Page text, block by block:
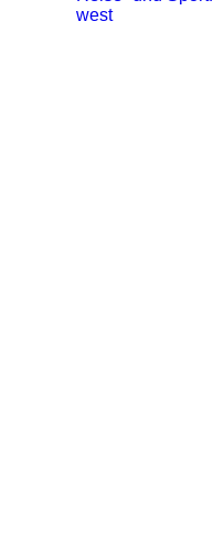
west